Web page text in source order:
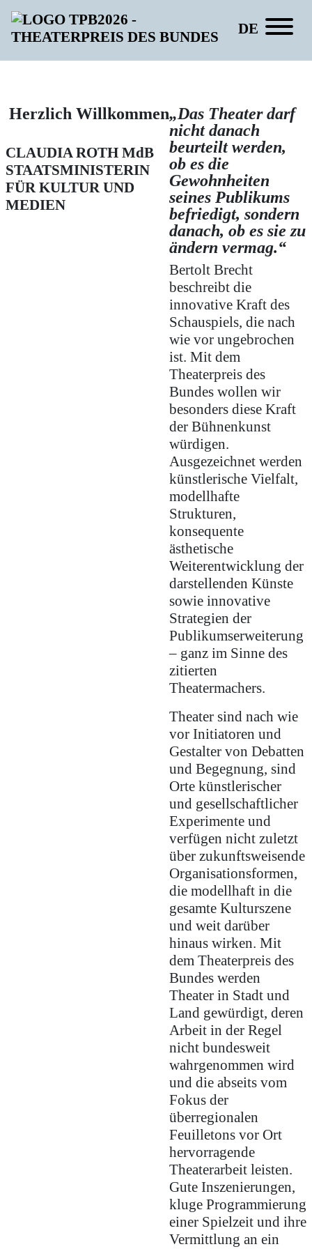
DE
Herzlich Willkommen
CLAUDIA ROTH MdB
STAATSMINISTERIN
FÜR KULTUR UND
MEDIEN
„Das Theater darf
nicht danach
beurteilt werden,
ob es die
Gewohnheiten
seines Publikums
befriedigt, sondern
danach, ob es sie zu
ändern vermag.“
Bertolt Brecht
beschreibt die
innovative Kraft des
Schauspiels, die nach
wie vor ungebrochen
ist. Mit dem
Theaterpreis des
Bundes wollen wir
besonders diese Kraft
der Bühnenkunst
würdigen.
Ausgezeichnet werden
künstlerische Vielfalt,
modellhafte
Strukturen,
konsequente
ästhetische
Weiterentwicklung der
darstellenden Künste
sowie innovative
Strategien der
Publikumserweiterung
– ganz im Sinne des
zitierten
Theatermachers.
Theater sind nach wie
vor Initiatoren und
Gestalter von Debatten
und Begegnung, sind
Orte künstlerischer
und gesellschaftlicher
Experimente und
verfügen nicht zuletzt
über zukunftsweisende
Organisationsformen,
die modellhaft in die
gesamte Kulturszene
und weit darüber
hinaus wirken. Mit
dem Theaterpreis des
Bundes werden
Theater in Stadt und
Land gewürdigt, deren
Arbeit in der Regel
nicht bundesweit
wahrgenommen wird
und die abseits vom
Fokus der
überregionalen
Feuilletons vor Ort
hervorragende
Theaterarbeit leisten.
Gute Inszenierungen,
kluge Programmierung
einer Spielzeit und ihre
Vermittlung an ein